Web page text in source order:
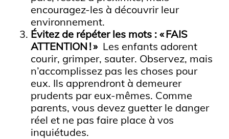
encouragez-les à découvrir leur
environnement.
Évitez de répéter les mots : « FAIS
ATTENTION ! » Les enfants adorent
courir, grimper, sauter. Observez, mais
n’accomplissez pas les choses pour
eux. Ils apprendront à demeurer
prudents par eux-mêmes. Comme
parents, vous devez guetter le danger
réel et ne pas faire place à vos
inquiétudes.